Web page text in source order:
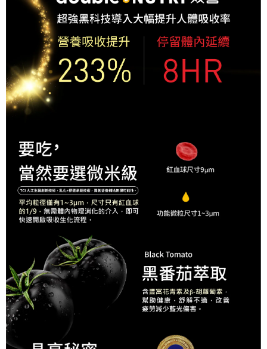
請求用戶進行身份認證。
５．嚴禁一人註冊多個帳號或使用他人資訊註冊。若發現惡意使用之情形，
恩沛科技股份有限公司將有權停止該用戶之使用額度並採取法律行動。